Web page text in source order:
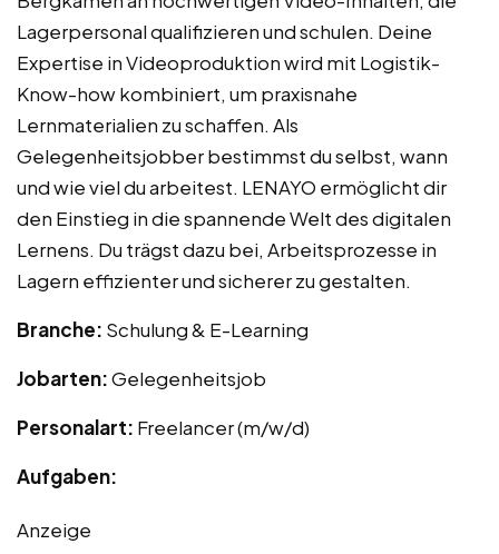
Lagerpersonal qualifizieren und schulen. Deine
Expertise in Videoproduktion wird mit Logistik-
Know-how kombiniert, um praxisnahe
Lernmaterialien zu schaffen. Als
Gelegenheitsjobber bestimmst du selbst, wann
und wie viel du arbeitest. LENAYO ermöglicht dir
den Einstieg in die spannende Welt des digitalen
Lernens. Du trägst dazu bei, Arbeitsprozesse in
Lagern effizienter und sicherer zu gestalten.
Branche: Schulung & E-Learning
Jobarten:Gelegenheitsjob
Personalart: Freelancer (m/w/d)
Aufgaben:
Anzeige